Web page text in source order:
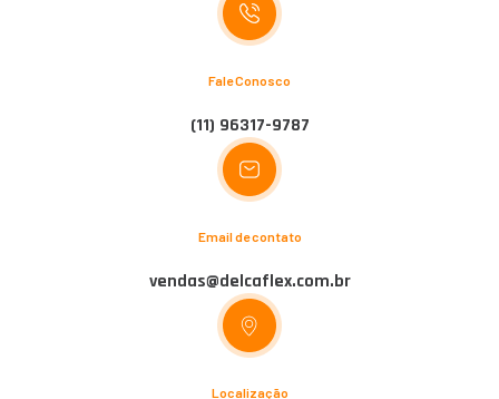
Fale Conosco
(11) 96317-9787
Email de contato
vendas@delcaflex.com.br
Localização